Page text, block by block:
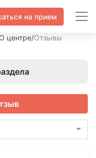
на прием
О центре/Отзывы